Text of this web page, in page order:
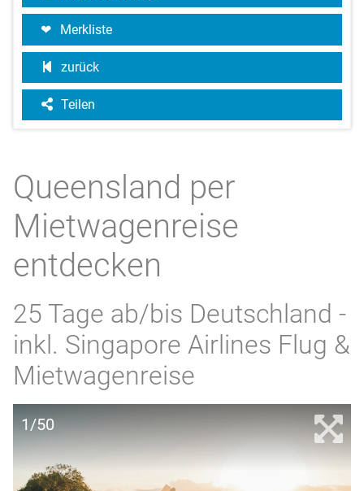
Merkliste
zurück
Teilen
Queensland per
Mietwagenreise
entdecken
25 Tage ab/bis Deutschland -
inkl. Singapore Airlines Flug &
Mietwagenreise
1/50